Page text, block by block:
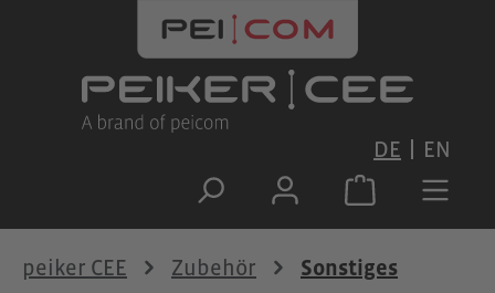
Zum Hauptinhalt springen
DE EN
peiker CEE Zubehör Sonstiges